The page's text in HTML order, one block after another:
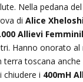
Nella pedana
diAlice
Allievi
Hanno onorato al
terra toscana anche
chiudere i 400mH